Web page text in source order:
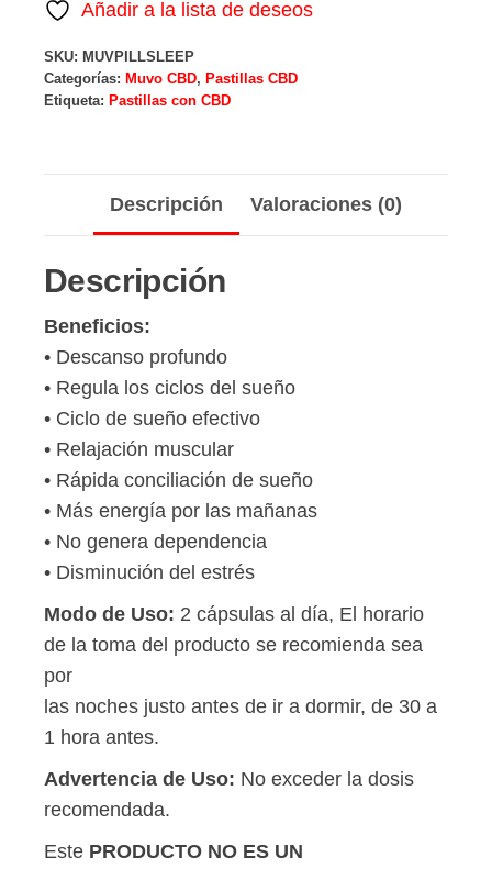
|
60
Añadir a la lista de deseos
SKU: MUVPILLSLEEP
Categorías: Muvo CBD, Pastillas CBD
Etiqueta: Pastillas con CBD
Descripción Valoraciones (0)
Descripción
Beneficios:
• Descanso profundo
• Regula los ciclos del sueño
• Ciclo de sueño efectivo
• Relajación muscular
• Rápida conciliación de sueño
• Más energía por las mañanas
• No genera dependencia
• Disminución del estrés
Modo de Uso: 2 cápsulas al día, El horario
de la toma del producto se recomienda sea
por
las noches justo antes de ir a dormir, de 30 a
1 hora antes.
Advertencia de Uso: No exceder la dosis
recomendada.
Este PRODUCTO NO ES UN